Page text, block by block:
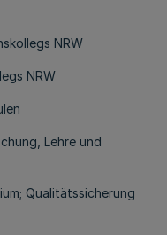
NRW
NRW
Lehre und
Qualitätssicherung